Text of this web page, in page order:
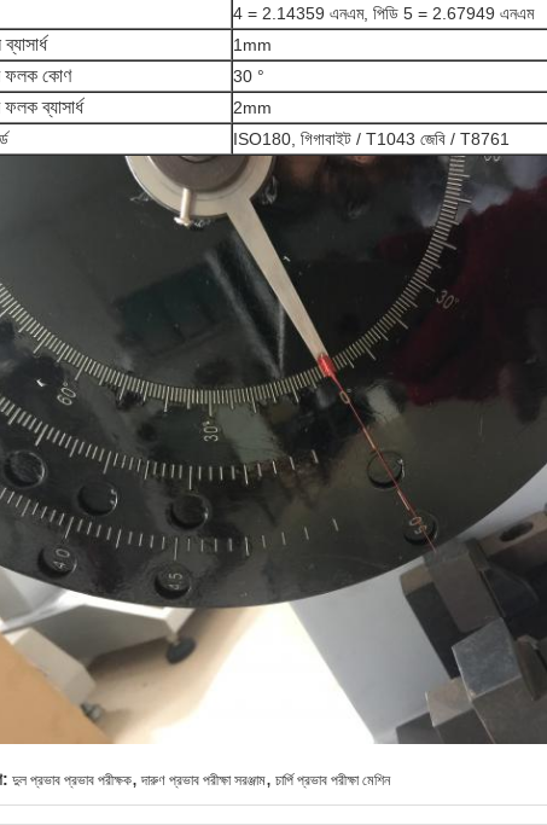
4 = 2.14359 এনএম, পিডি 5 = 2.67949 এনএম
1mm
ফলক কোণ 30 °
ব্যাসার্ধ
2mm
ISO180, গিগাবাইট / T1043 জেবি / T8761
দুল প্রভাব প্রভাব পরীক্ষক, দারুণ প্রভাব পরীক্ষা সরঞ্জাম, চার্পি প্রভাব পরীক্ষা মেশিন